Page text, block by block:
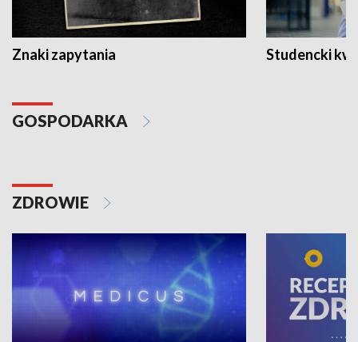
Znaki zapytania Studencki
GOSPODARKA
ZDROWIE